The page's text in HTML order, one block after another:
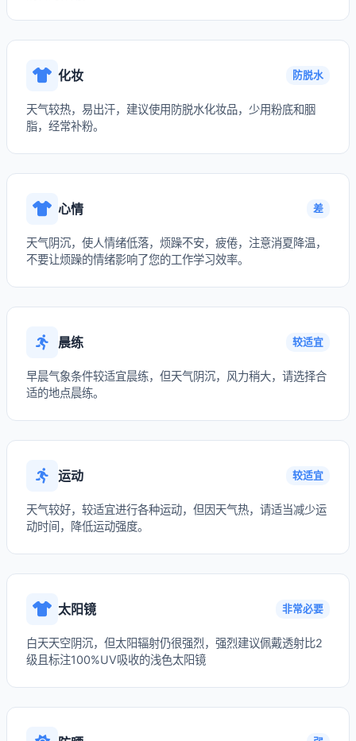
化妆 防脱水
天气较热，易出汗，建议使用防脱水化妆品，少用粉底和胭
脂，经常补粉。
心情 差
天气阴沉，使人情绪低落，烦躁不安，疲倦，注意消夏降温，
不要让烦躁的情绪影响了您的工作学习效率。
晨练 较适宜
早晨气象条件较适宜晨练，但天气阴沉，风力稍大，请选择合
适的地点晨练。
运动 较适宜
天气较好，较适宜进行各种运动，但因天气热，请适当减少运
动时间，降低运动强度。
太阳镜 非常必要
白天天空阴沉，但太阳辐射仍很强烈，强烈建议佩戴透射比2
级且标注100%UV吸收的浅色太阳镜